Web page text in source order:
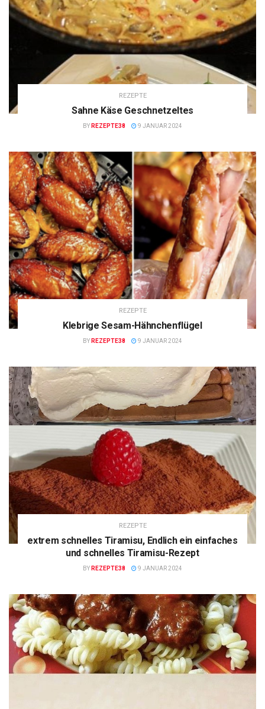
REZEPTE
Sahne Käse Geschnetzeltes
BY REZEPTE38 9 JANUAR 2024
REZEPTE
Klebrige Sesam-Hähnchenflügel
BY REZEPTE38 9 JANUAR 2024
REZEPTE
extrem schnelles Tiramisu, Endlich ein einfaches
und schnelles Tiramisu-Rezept
BY REZEPTE38 9 JANUAR 2024